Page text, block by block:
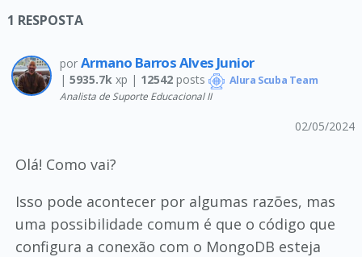
1 RESPOSTA
por Armano Barros Alves Junior
| 5935.7kxp | 12542posts Alura Scuba Team
Analista de Suporte Educacional II
02/05/2024
Olá! Como vai?
Isso pode acontecer por algumas razões, mas
uma possibilidade comum é que o código que
configura a conexão com o MongoDB esteja